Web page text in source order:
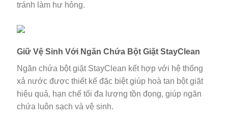
tránh làm hư hỏng.
Giữ Vệ Sinh Với Ngăn Chứa Bột Giặt StayClean
Ngăn chứa bột giặt StayClean kết hợp với hệ thống
xả nước được thiết kế đặc biệt giúp hoà tan bột giặt
hiệu quả, hạn chế tối đa lượng tồn đọng, giúp ngăn
chứa luôn sạch và vệ sinh.